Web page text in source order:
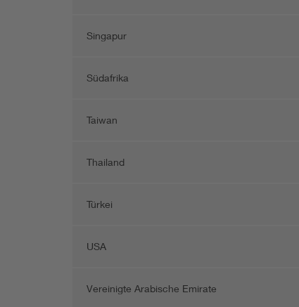
Singapur
Südafrika
Taiwan
Thailand
Türkei
USA
Vereinigte Arabische Emirate